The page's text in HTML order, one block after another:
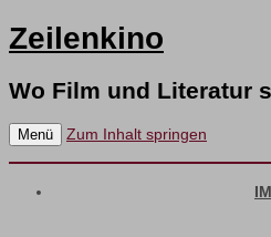
Zeilenkino
Wo Film und Literatur
Menü Zum Inhalt springen